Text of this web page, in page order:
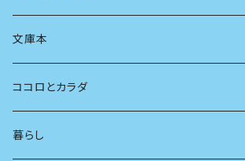
言語
批評
アンソロジー
写真
その他
インテリア
マンガ
テレビ
ラジオ
本の本
読書
小さいお子さん向け
自分で読めるようになったら
大人も楽しい絵本
文庫本
男性作家
女性作家
ココロとカラダ
フェミニズム
暮らし